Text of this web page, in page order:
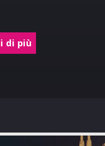
di più